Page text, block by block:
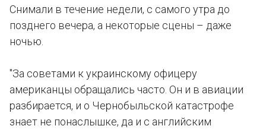
Снимали в течение недели, с самого утра до
позднего вечера, а некоторые сцены – даже
ночью.
"За советами к украинскому офицеру
американцы обращались часто. Он и в авиации
разбирается, и о Чернобыльской катастрофе
знает не понаслышке, да и с английским